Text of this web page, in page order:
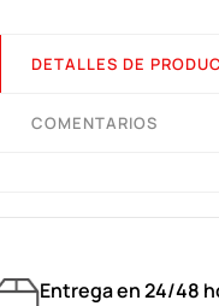
DETALLES DE
COMENTARIOS
Entrega en 24/48